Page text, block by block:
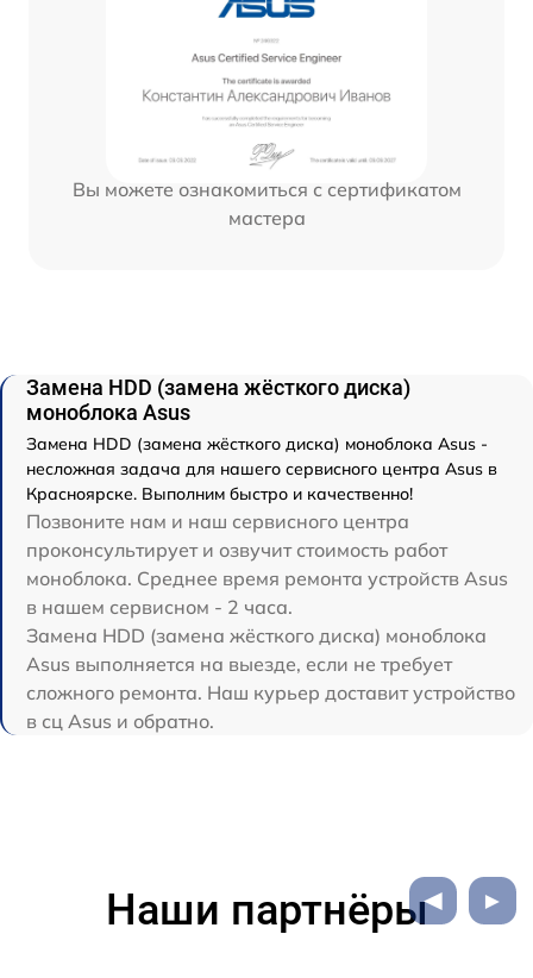
Вы можете ознакомиться с сертификатом
мастера
Замена HDD (замена жёсткого диска)
моноблока Asus
Замена HDD (замена жёсткого диска) моноблока Asus -
несложная задача для нашего сервисного центра Asus в
Красноярске. Выполним быстро и качественно!
Позвоните нам и наш сервисного центра
проконсультирует и озвучит стоимость работ
моноблока. Среднее время ремонта устройств Asus
в нашем сервисном - 2 часа.
Замена HDD (замена жёсткого диска) моноблока
Asus выполняется на выезде, если не требует
сложного ремонта. Наш курьер доставит устройство
в сц Asus и обратно.
Наши партнёры